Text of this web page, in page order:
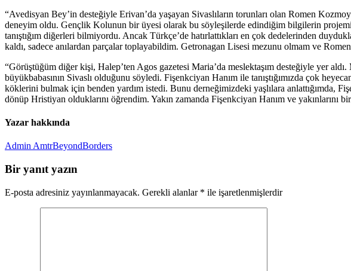
“Avedisyan Bey’in desteğiyle Erivan’da yaşayan Sivaslıların torunları olan Romen
deneyim oldu. Gençlik Kolunun bir üyesi olarak bu söyleşilerde edindiğim bilgilerin
tanıştığım diğerleri bilmiyordu. Ancak Türkçe’de hatırlattıkları en çok dedelerinden
kaldı, sadece anılardan parçalar toplayabildim. Getronagan Lisesi mezunu olmam ve
“Görüştüğüm diğer kişi, Halep’ten Agos gazetesi Maria’da meslektaşım desteğiyle yer
büyükbabasının Sivaslı olduğunu söyledi. Fişenkciyan Hanım ile tanıştığımızda çok
köklerini bulmak için benden yardım istedi. Bunu derneğimizdeki yaşlılara anlattığımda,
dönüp Hristiyan olduklarını öğrendim. Yakın zamanda Fişenkciyan Hanım ve yakınlarını
Yazar hakkında
Admin AmtrBeyondBorders
Bir yanıt yazın
E-posta adresiniz yayınlanmayacak. Gerekli alanlar * ile işaretlenmişlerdir